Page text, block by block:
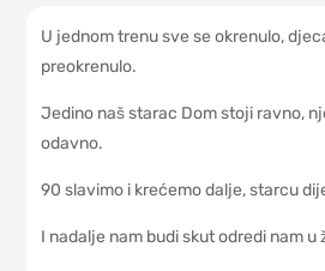
U jednom trenu sve se okrenulo,
preokrenulo.
Jedino naš starac Dom stoji ravno,
odavno.
90 slavimo i krećemo dalje, starcu
I nadalje nam budi skut odredi nam u